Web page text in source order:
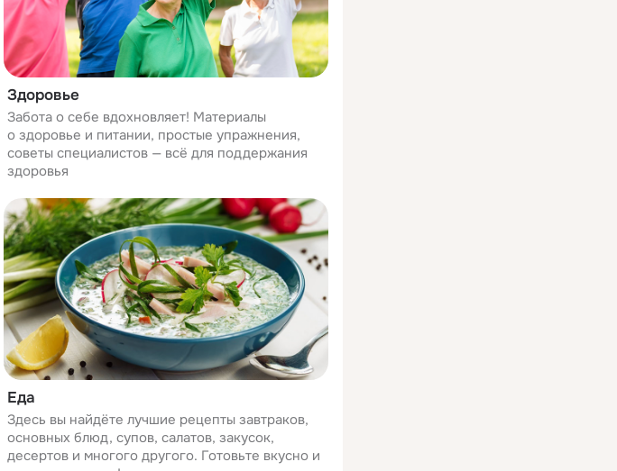
Здоровье
Забота о себе вдохновляет! Материалы
о здоровье и питании, простые упражнения,
советы специалистов — всё для поддержания
здоровья
Еда
Здесь вы найдёте лучшие рецепты завтраков,
основных блюд, супов, салатов, закусок,
десертов и многого другого. Готовьте вкусно и